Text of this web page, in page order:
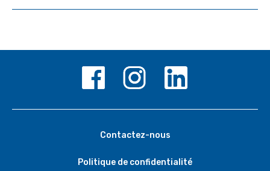
Contactez-nous
Politique de confidentialité